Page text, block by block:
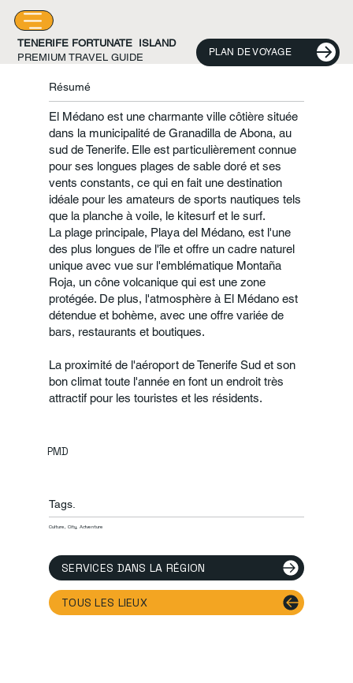
PLAN DE VOYAGE
TENERIFE FORTUNATE ISLAND
PREMIUM TRAVEL GUIDE
PLAYA DE EL MÉDANO
Résumé
El Médano est une charmante ville côtière située
dans la municipalité de Granadilla de Abona, au
sud de Tenerife. Elle est particulièrement connue
pour ses longues plages de sable doré et ses
vents constants, ce qui en fait une destination
idéale pour les amateurs de sports nautiques tels
que la planche à voile, le kitesurf et le surf.
La plage principale, Playa del Médano, est l'une
des plus longues de l'île et offre un cadre naturel
unique avec vue sur l'emblématique Montaña
Roja, un cône volcanique qui est une zone
protégée. De plus, l'atmosphère à El Médano est
détendue et bohème, avec une offre variée de
bars, restaurants et boutiques.
La proximité de l'aéroport de Tenerife Sud et son
bon climat toute l'année en font un endroit très
attractif pour les touristes et les résidents.
PMD
Tags.
Culture, City, Adventure
SERVICES DANS LA RÉGION
TOUS LES LIEUX